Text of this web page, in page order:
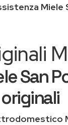
Miele
San